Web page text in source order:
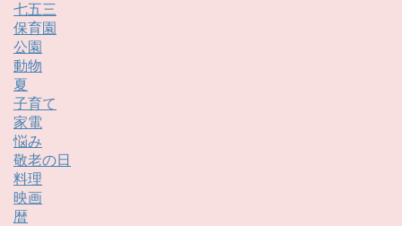
七五三
保育園
公園
動物
夏
子育て
家電
悩み
敬老の日
料理
映画
暦